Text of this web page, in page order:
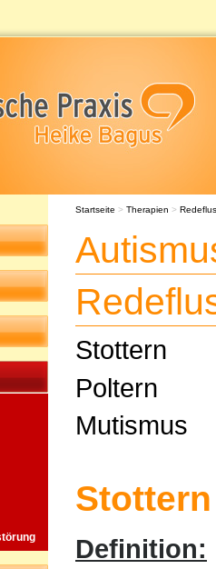
Startseite > Therapien >
Stottern
Poltern
Mutismus
Stottern
Definition: